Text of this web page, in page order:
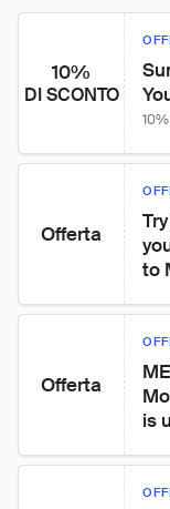
10%
DI SCONTO
Offerta
to
Offerta
is